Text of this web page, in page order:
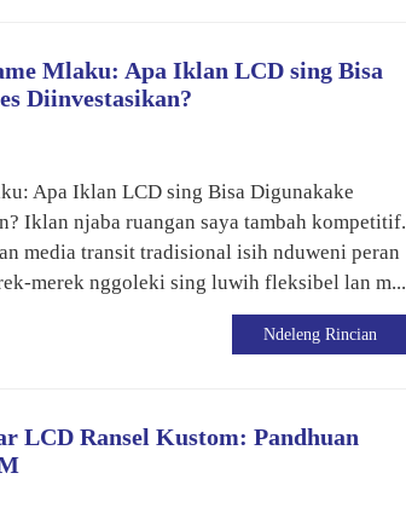
Mlaku: Apa Iklan LCD sing Bisa
Diinvestasikan?
Apa Iklan LCD sing Bisa Digunakake
Iklan njaba ruangan saya tambah kompetitif.
media transit tradisional isih nduweni peran
merek nggoleki sing luwih fleksibel lan m...
Ndeleng Rincian
LCD Ransel Kustom: Pandhuan